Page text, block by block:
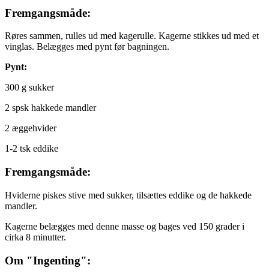
Fremgangsmåde:
Røres sammen, rulles ud med kagerulle. Kagerne stikkes ud med et
vinglas. Belægges med pynt før bagningen.
Pynt:
300 g sukker
2 spsk hakkede mandler
2 æggehvider
1-2 tsk eddike
Fremgangsmåde:
Hviderne piskes stive med sukker, tilsættes eddike og de hakkede
mandler.
Kagerne belægges med denne masse og bages ved 150 grader i
cirka 8 minutter.
Om "Ingenting":